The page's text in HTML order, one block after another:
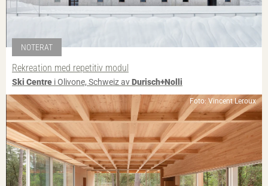
NOTERAT
Rekreation med repetitiv modul
Ski Centre i Olivone, Schweiz avDurisch+Nolli
Foto: Vincent Leroux